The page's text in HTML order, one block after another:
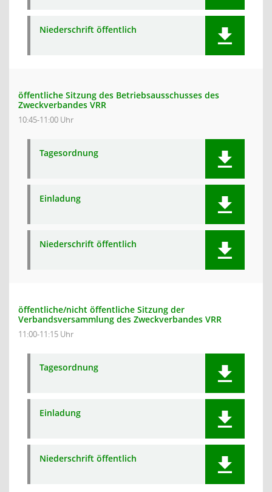
Niederschrift öffentlich
öffentliche Sitzung des Betriebsausschusses des
Zweckverbandes VRR
10:45-11:00 Uhr
Tagesordnung
Einladung
Niederschrift öffentlich
öffentliche/nicht öffentliche Sitzung der
Verbandsversammlung des Zweckverbandes VRR
11:00-11:15 Uhr
Tagesordnung
Einladung
Niederschrift öffentlich